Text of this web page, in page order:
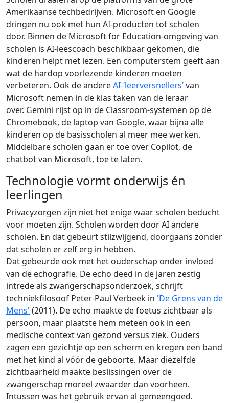
Amerikaanse techbedrijven. Microsoft en Google
dringen nu ook met hun AI-producten tot scholen
door. Binnen de Microsoft for Education-omgeving van
scholen is AI-leescoach beschikbaar gekomen, die
kinderen helpt met lezen. Een computerstem geeft aan
wat de hardop voorlezende kinderen moeten
verbeteren. Ook de andereAI-‘leerversnellers’van
Microsoft nemen in de klas taken van de leraar
over. Gemini rijst op in de Classroom-systemen op de
Chromebook, de laptop van Google, waar bijna alle
kinderen op de basisscholen al meer mee werken.
Middelbare scholen gaan er toe over Copilot, de
chatbot van Microsoft, toe te laten.
Technologie vormt onderwijs én
leerlingen
Privacyzorgen zijn niet het enige waar scholen beducht
voor moeten zijn. Scholen worden door AI andere
scholen. En dat gebeurt stilzwijgend, doorgaans zonder
dat scholen er zelf erg in hebben.
Dat gebeurde ook met het ouderschap onder invloed
van de echografie. De echo deed in de jaren zestig
intrede als zwangerschapsonderzoek, schrijft
techniekfilosoof Peter-Paul Verbeek in 'De Grens van de
Mens' (2011). De echo maakte de foetus zichtbaar als
persoon, maar plaatste hem meteen ook in een
medische context van gezond versus ziek. Ouders
zagen een gezichtje op een scherm en kregen een band
met het kind al vóór de geboorte. Maar diezelfde
zichtbaarheid maakte beslissingen over de
zwangerschap moreel zwaarder dan voorheen.
Intussen was het gebruik ervan al gemeengoed.